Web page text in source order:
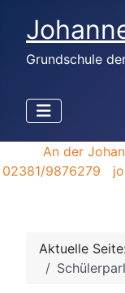
Grundschule
An der
02381/9876279
Aktuelle